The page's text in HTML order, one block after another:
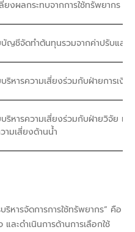
งผลกระทบจากการใช้ทรัพยากร ข
ญชีจัดทำต้นทุนรวมจากค่าปรับแล
หารความเสี่ยงร่วมกับฝ่ายการเงิ
ริหารความเสี่ยงร่วมกับฝ่ายวิจัย
ามเสี่ยงด้านน้ำ
หารจัดการการใช้ทรัพยากร” คือ
และดำเนินการด้านการเลือกใช้